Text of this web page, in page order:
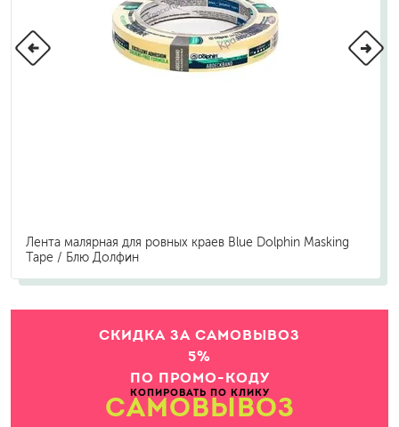
Лента малярная для ровных краев Blue Dolphin Masking
Tape / Блю Долфин
СКИДКА ЗА САМОВЫВОЗ
5%
ПО ПРОМО-КОДУ
КОПИРОВАТЬ ПО КЛИКУ
САМОВЫВОЗ